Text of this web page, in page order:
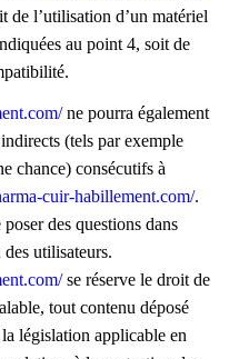
de l’utilisation d’un matériel
au point 4, soit de
ne pourra également
(tels par exemple
chance) consécutifs à
cuir-habillement.com/.
des questions dans
utilisateurs.
se réserve le droit de
tout contenu déposé
législation applicable en